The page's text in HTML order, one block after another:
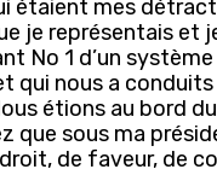
étaient mes
je représentais et
No 1 d’un système
qui nous a conduits
étions au bord
que sous ma
de faveur, de